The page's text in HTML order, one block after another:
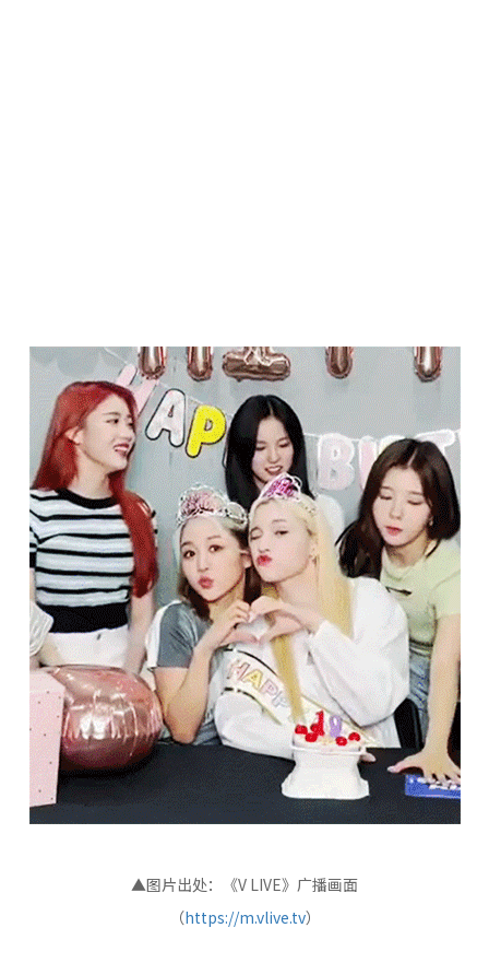
▲图片出处：《V LIVE》广播画面
（https://m.vlive.tv）